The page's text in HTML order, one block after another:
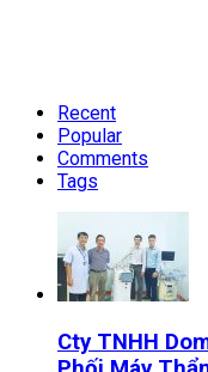
Recent
Popular
Comments
Tags
Cty TNHH